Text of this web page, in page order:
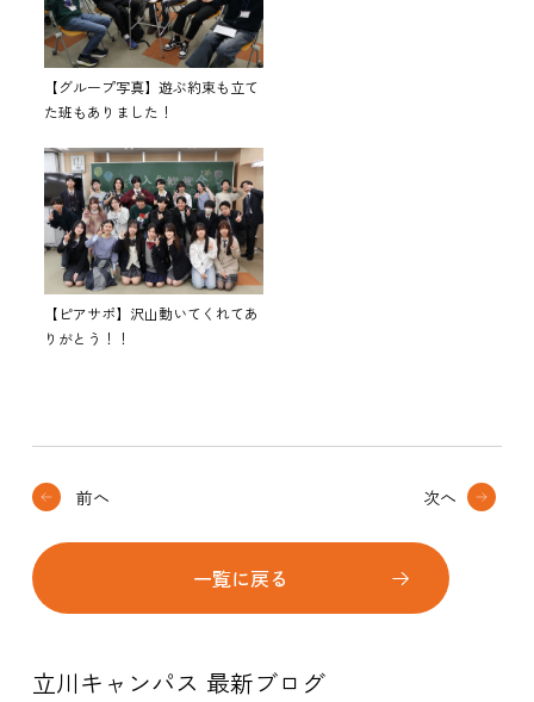
【グループ写真】遊ぶ約束も立て
た班もありました！
【ピアサポ】沢山動いてくれてあ
りがとう！！
前へ
一覧に戻る
次へ
立川キャンパス 最新ブログ